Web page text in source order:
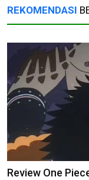
REKOMENDASI
Review One